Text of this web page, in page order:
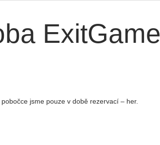
ExitGame
jsme pouze v době rezervací – her.